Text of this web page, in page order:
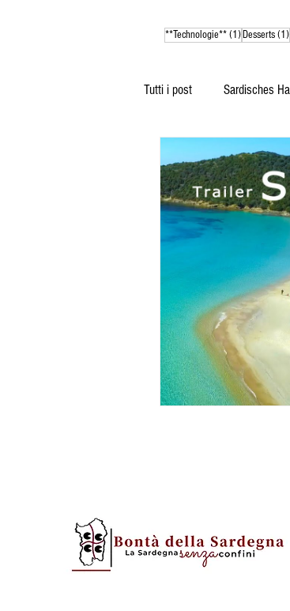
**Technologie** (1)1 Beitrag
Desserts (1)
Tutti i post Sardisches
Sardischer Desserts
Orte zum Besuchen